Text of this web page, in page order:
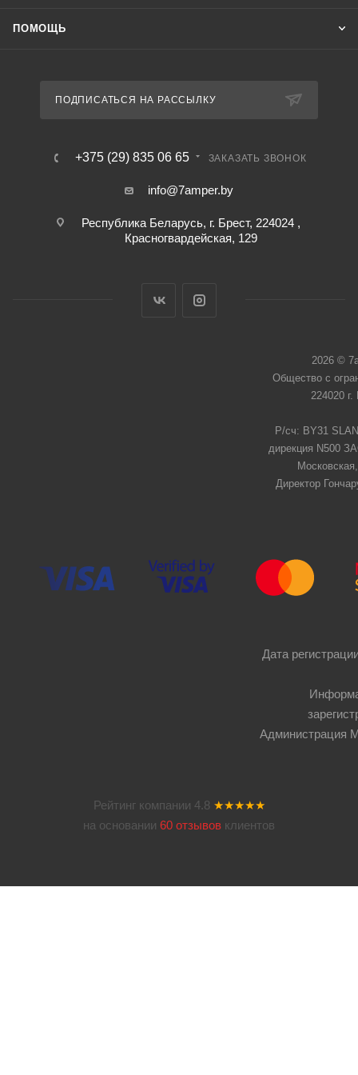
ПОМОЩЬ
ПОДПИСАТЬСЯ НА РАССЫЛКУ
+375 (29) 835 06 65 ЗАКАЗАТЬ ЗВОНОК
info@7amper.by
Республика Беларусь, г. Брест, 224024 ,
Красногвардейская, 129
2026 ©
Общество с
224020
Р/сч: BY31
дирекция N500
Директор
Дата
Администрация
Рейтинг компании 4.8 ★★★★★
на основании 60 отзывов клиентов